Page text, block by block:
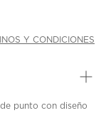
Y CONDICIONES
punto con diseño